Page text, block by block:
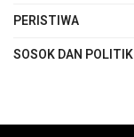
PERISTIWA
SOSOK DAN POLITIK